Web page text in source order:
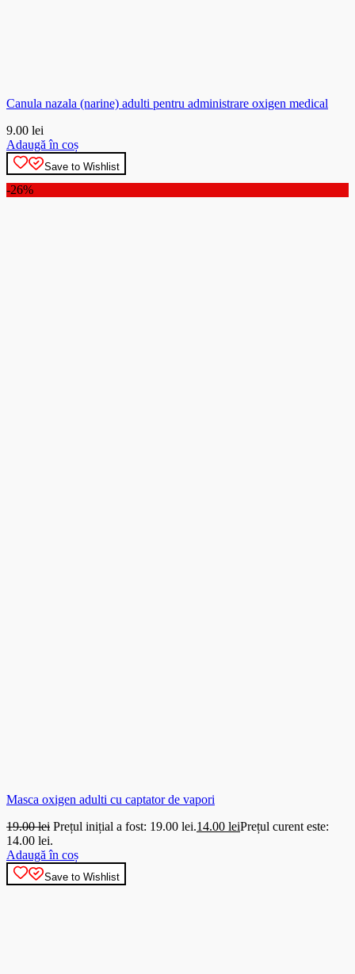
Canula nazala (narine) adulti pentru administrare oxigen medical
9.00 lei
Adaugă în coș
Save to Wishlist
-26%
Masca oxigen adulti cu captator de vapori
19.00lei Prețul inițial a fost: 19.00 lei.14.00 leiPrețul curent este:
14.00 lei.
Adaugă în coș
Save to Wishlist